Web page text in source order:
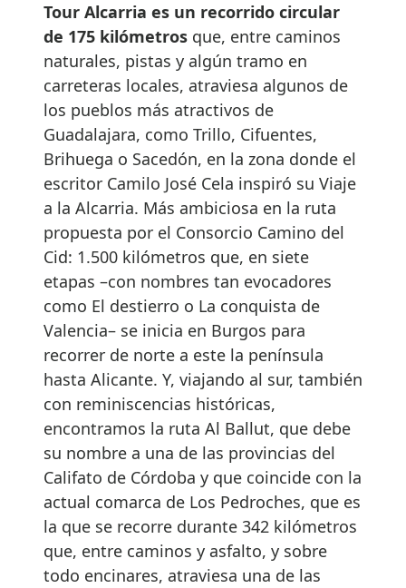
Tour Alcarria es un recorrido circular
de 175 kilómetros que, entre caminos
naturales, pistas y algún tramo en
carreteras locales, atraviesa algunos de
los pueblos más atractivos de
Guadalajara, como Trillo, Cifuentes,
Brihuega o Sacedón, en la zona donde el
escritor Camilo José Cela inspiró su Viaje
a la Alcarria. Más ambiciosa en la ruta
propuesta por el Consorcio Camino del
Cid: 1.500 kilómetros que, en siete
etapas –con nombres tan evocadores
como El destierro o La conquista de
Valencia– se inicia en Burgos para
recorrer de norte a este la península
hasta Alicante. Y, viajando al sur, también
con reminiscencias históricas,
encontramos la ruta Al Ballut, que debe
su nombre a una de las provincias del
Califato de Córdoba y que coincide con la
actual comarca de Los Pedroches, que es
la que se recorre durante 342 kilómetros
que, entre caminos y asfalto, y sobre
todo encinares, atraviesa una de las